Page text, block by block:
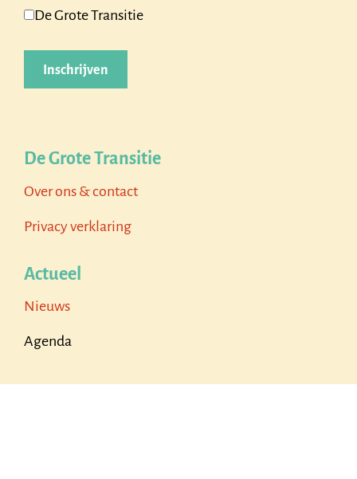
De Grote Transitie
De Grote Transitie
Over ons & contact
Privacy verklaring
Actueel
Nieuws
Agenda